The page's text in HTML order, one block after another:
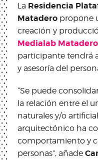
La Residencia
Matadero propone
creación y
Medialab Matadero
participante tendrá
y asesoría del
“Se puede
la relación entre el
naturales y/o
arquitectónico ha
comportamiento y
personas”, añade